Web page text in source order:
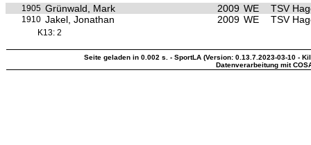
1905 Grünwald, Mark 2009 WE TSV
1910 Jakel, Jonathan 2009 WE TSV
K13: 2
Seite geladen in 0.002 s. - SportLA (Version: 0.13.7.2023-03-10 -
Datenverarbeitung mit